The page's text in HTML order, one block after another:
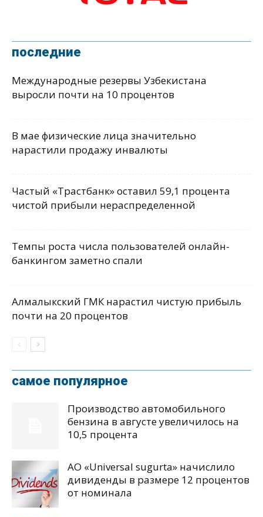
последние
Международные резервы Узбекистана
выросли почти на 10 процентов
В мае физические лица значительно
нарастили продажу инвалюты
Частый «Трастбанк» оставил 59,1 процента
чистой прибыли нераспределенной
Темпы роста числа пользователей онлайн-
банкингом заметно спали
Алмалыкский ГМК нарастил чистую прибыль
почти на 20 процентов
самое популярное
Производство автомобильного
бензина в августе увеличилось на
10,5 процента
АО «Universal sugurta» начислило
дивиденды в размере 12 процентов
от номинала